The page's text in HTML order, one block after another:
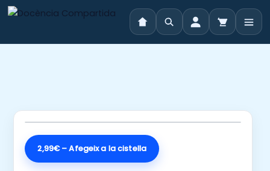
2,99€ – Afegeix a la cistella